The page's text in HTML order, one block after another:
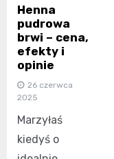
Henna
pudrowa
brwi – cena,
efekty i
opinie
26 czerwca
2025
Marzyłaś
kiedyś o